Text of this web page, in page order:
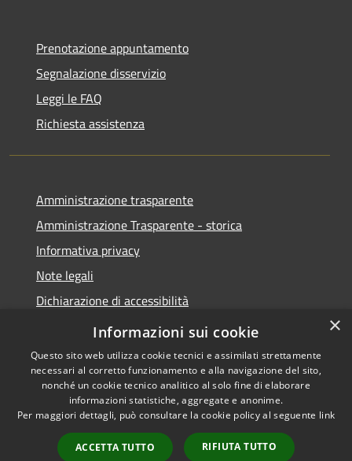
Prenotazione appuntamento
Segnalazione disservizio
Leggi le FAQ
Richiesta assistenza
Amministrazione trasparente
Amministrazione Trasparente - storica
Informativa privacy
Note legali
Dichiarazione di accessibilità
Obiettivi di accessibilità
Accessibilità
Copyright © 2026 • Comune di
Roccabianca • Powered by
Municipium•
Accesso
×
Informazioni sui cookie
Questo sito web utilizza cookie tecnici e assimilati strettamente
necessari al corretto funzionamento e alla navigazione del sito,
nonché un cookie tecnico analitico al solo fine di elaborare
informazioni statistiche, aggregate e anonime.
Per maggiori dettagli, può consultare la cookie policy al seguente link
ACCETTA TUTTO RIFIUTA TUTTO